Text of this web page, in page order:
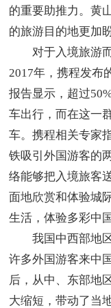
的重要助推力。黄
的旅游目的地更加
对于入境旅游而
2017年，携程发布
报告显示，超过
车出行，而在这一
车。携程相关专家
铁吸引外国游客的
络能够把入境旅客
面地欣赏和体验城
生活，体验多彩中国
我国中西部地区
许多外国游客来中
后，从中、东部地
大缩短，带动了当